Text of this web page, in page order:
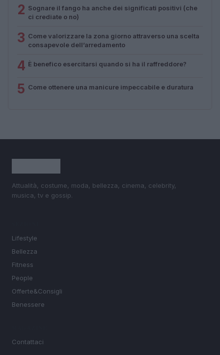
2 Sognare il fango ha anche dei significati positivi (che
ci crediate o no)
3 Come valorizzare la zona giorno attraverso una scelta
consapevole dell’arredamento
4 È benefico esercitarsi quando si ha il raffreddore?
5 Come ottenere una manicure impeccabile e duratura
Attualità, costume, moda, bellezza, cinema, celebrity,
musica, tv e gossip.
Lifestyle
Bellezza
Fitness
People
Offerte&Consigli
Benessere
Contattaci